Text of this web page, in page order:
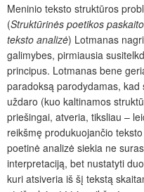
Meninio teksto struktūros
(Struktūrinės poetikos
teksto analizė) Lotmanas
galimybes, pirmiausia
principus. Lotmanas bene
paradoksą parodydamas,
uždaro (kuo kaltinamos
priešingai, atveria, tiksliau –
reikšmę produkuojančio
poetinė analizė siekia ne
interpretaciją, bet nustatyti
kuri atsiveria iš šį tekstą